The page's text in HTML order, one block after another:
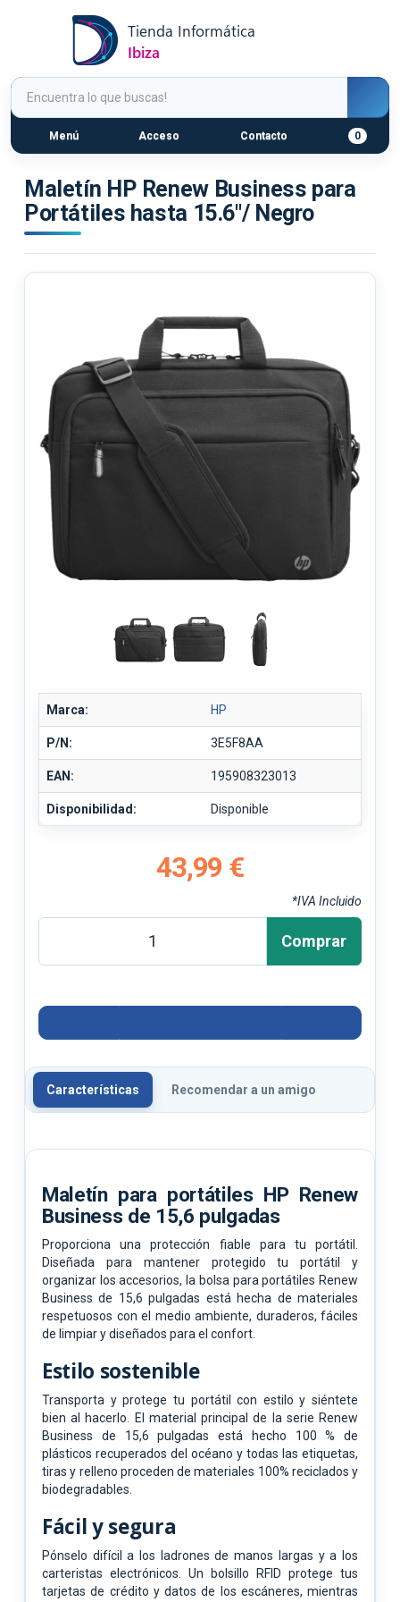
Menú Acceso Contacto 0
Maletín HP Renew Business para
Portátiles hasta 15.6"/ Negro
Marca: HP
P/N: 3E5F8AA
EAN: 195908323013
Disponibilidad: Disponible
43,99 €
*IVA Incluido
Comprar
Características Recomendar a un amigo
Maletín para portátiles HP Renew
Business de 15,6 pulgadas
Proporciona una protección fiable para tu portátil.
Diseñada para mantener protegido tu portátil y
organizar los accesorios, la bolsa para portátiles Renew
Business de 15,6 pulgadas está hecha de materiales
respetuosos con el medio ambiente, duraderos, fáciles
de limpiar y diseñados para el confort.
Estilo sostenible
Transporta y protege tu portátil con estilo y siéntete
bien al hacerlo. El material principal de la serie Renew
Business de 15,6 pulgadas está hecho 100 % de
plásticos recuperados del océano y todas las etiquetas,
tiras y relleno proceden de materiales 100% reciclados y
biodegradables.
Fácil y segura
Pónselo difícil a los ladrones de manos largas y a los
carteristas electrónicos. Un bolsillo RFID protege tus
tarjetas de crédito y datos de los escáneres, mientras